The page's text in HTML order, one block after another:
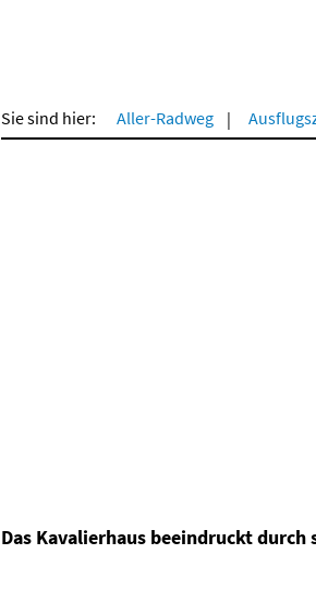
Sie sind hier: Aller-Radweg
Das Kavalierhaus beeindruckt durch